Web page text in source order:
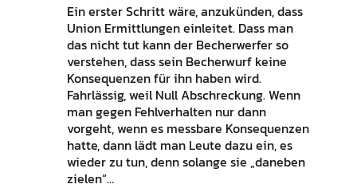
Ein erster Schritt wäre, anzukünden, dass
Union Ermittlungen einleitet. Dass man
das nicht tut kann der Becherwerfer so
verstehen, dass sein Becherwurf keine
Konsequenzen für ihn haben wird.
Fahrlässig, weil Null Abschreckung. Wenn
man gegen Fehlverhalten nur dann
vorgeht, wenn es messbare Konsequenzen
hatte, dann lädt man Leute dazu ein, es
wieder zu tun, denn solange sie „daneben
zielen“…